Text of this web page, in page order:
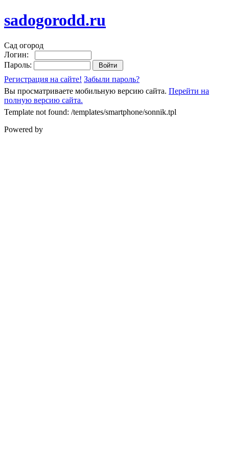
sadogorodd.ru
Сад огород
Логин:
Пароль:
Регистрация на сайте! Забыли пароль?
Вы просматриваете мобильную версию сайта. Перейти на
полную версию сайта.
Template not found: /templates/smartphone/sonnik.tpl
Powered by